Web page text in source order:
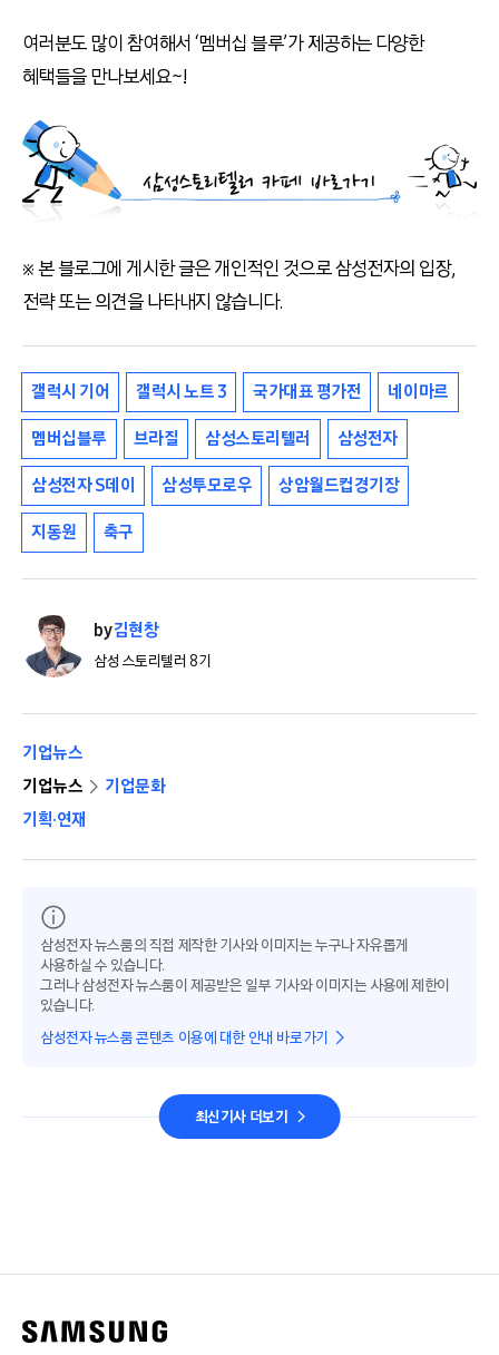
여러분도 많이 참여해서 ‘멤버십 블루’가 제공하는 다양한
혜택들을 만나보세요~!
※ 본 블로그에 게시한 글은 개인적인 것으로 삼성전자의 입장,
전략 또는 의견을 나타내지 않습니다.
갤럭시 기어 갤럭시 노트 3 국가대표 평가전 네이마르
멤버십블루 브라질 삼성스토리텔러 삼성전자
삼성전자 S데이 삼성투모로우 상암월드컵경기장
지동원 축구
by김현창
삼성 스토리텔러 8기
기업뉴스
기업뉴스
기업문화
기획·연재
삼성전자 뉴스룸의 직접 제작한 기사와 이미지는 누구나 자유롭게
사용하실 수 있습니다.
그러나 삼성전자 뉴스룸이 제공받은 일부 기사와 이미지는 사용에 제한이
있습니다.
삼성전자 뉴스룸 콘텐츠 이용에 대한 안내 바로가기
최신기사 더보기